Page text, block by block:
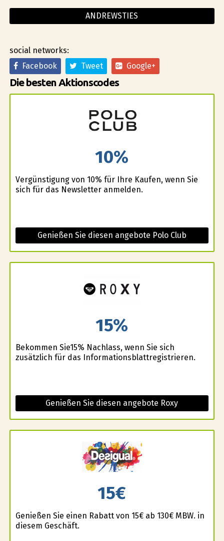
ANDREWSTIES
social networks:
Facebook
Tweet Google+
Die besten Aktionscodes
10%
Vergünstigung von 10% für Ihre Kaufen, wenn Sie
sich für das Newsletter anmelden.
Genießen Sie diesen angebote Polo Club
15%
Bekommen Sie15% Nachlass, wenn Sie sich
zusätzlich für das Informationsblattregistrieren.
Genießen Sie diesen angebote Roxy
15€
Genießen Sie einen Rabatt von 15€ ab 130€ MBW. in
diesem Geschäft.